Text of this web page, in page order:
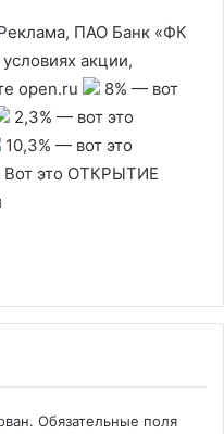
ПАО Банк «ФК
акции,
open.ru
8% — вот
2,3% — вот это
10,3% — вот это
Вот это ОТКРЫТИЕ
Обязательные поля